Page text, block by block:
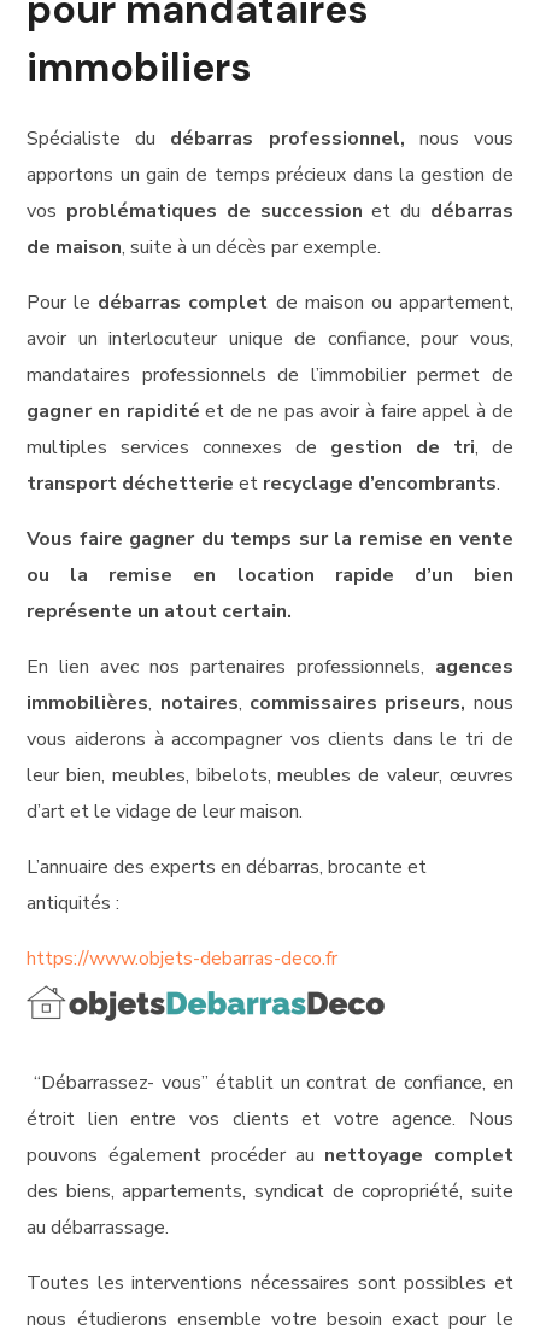
immobiliers
Spécialiste du débarras professionnel, nous vous
apportons un gain de temps précieux dans la gestion de
vos problématiques de succession et du débarras
de maison, suite à un décès par exemple.
Pour le débarras complet de maison ou appartement,
avoir un interlocuteur unique de confiance, pour vous,
mandataires professionnels de l’immobilier permet de
gagner en rapidité et de ne pas avoir à faire appel à de
multiples services connexes de gestion de tri, de
transport déchetterie et recyclage d’encombrants.
Vous faire gagner du temps sur la remise en vente
ou la remise en location rapide d’un bien
représente un atout certain.
En lien avec nos partenaires professionnels, agences
immobilières, notaires, commissaires priseurs, nous
vous aiderons à accompagner vos clients dans le tri de
leur bien, meubles, bibelots, meubles de valeur, œuvres
d’art et le vidage de leur maison.
L’annuaire des experts en débarras, brocante et
antiquités :
https://www.objets-debarras-deco.fr
“Débarrassez- vous” établit un contrat de confiance, en
étroit lien entre vos clients et votre agence. Nous
pouvons également procéder au nettoyage complet
des biens, appartements, syndicat de copropriété, suite
au débarrassage.
Toutes les interventions nécessaires sont possibles et
nous étudierons ensemble votre besoin exact pour le